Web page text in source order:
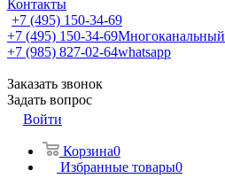
Контакты
+7 (495) 150-34-69
+7 (495) 150-34-69Многоканальный
+7 (985) 827-02-64whatsapp
Заказать звонок
Задать вопрос
Войти
Корзина0
Избранные товары0